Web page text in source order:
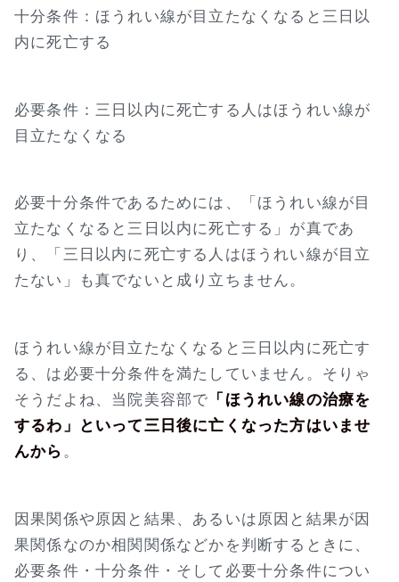
十分条件：ほうれい線が目立たなくなると三日以
内に死亡する
必要条件：三日以内に死亡する人はほうれい線が
目立たなくなる
必要十分条件であるためには、「ほうれい線が目
立たなくなると三日以内に死亡する」が真であ
り、「三日以内に死亡する人はほうれい線が目立
たない」も真でないと成り立ちません。
ほうれい線が目立たなくなると三日以内に死亡す
る、は必要十分条件を満たしていません。そりゃ
そうだよね、当院美容部で 「ほうれい線の治療を
するわ」といって三日後に亡くなった方はいませ
んから 。
因果関係や原因と結果、あるいは原因と結果が因
果関係なのか相関関係などかを判断するときに、
必要条件・十分条件・そして必要十分条件につい